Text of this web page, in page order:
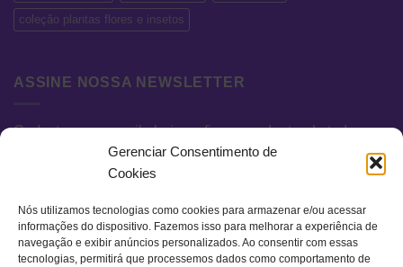
Gerenciar Consentimento de
Cookies
Nós utilizamos tecnologias como cookies para armazenar e/ou acessar
informações do dispositivo. Fazemos isso para melhorar a experiência de
navegação e exibir anúncios personalizados. Ao consentir com essas
tecnologias, permitirá que processemos dados como comportamento de
coleção plantas flores e insetos
ASSINE NOSSA NEWSLETTER
Cadastre seu e-mail abaixo e fique por dentro de todas as
novidades e promoções exclusivas.